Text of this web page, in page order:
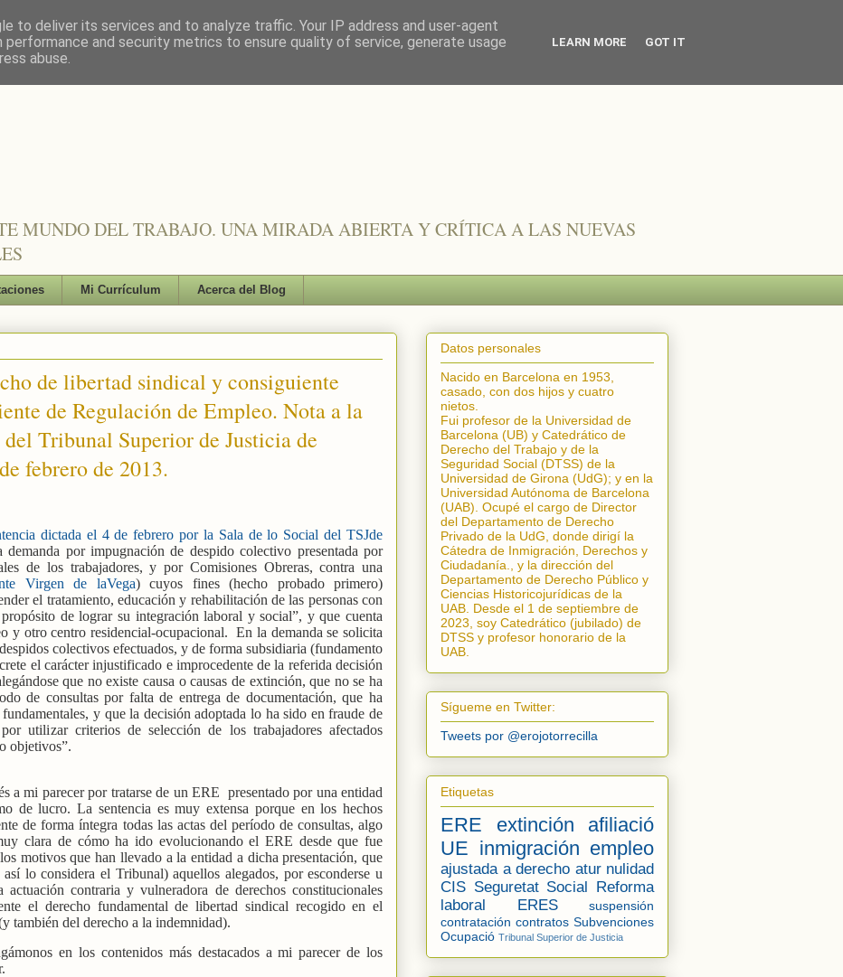
MUNDO DEL TRABAJO. UNA MIRADA ABIERTA Y CRÍTICA A LAS NUEVAS
Mi Currículum Acerca del Blog
de libertad sindical y consiguiente
de Regulación de Empleo. Nota a la
Tribunal Superior de Justicia de
febrero de 2013.
dictada el 4 de febrero por la Sala de lo Social del TSJde
demanda por impugnación de despido colectivo presentada por
de los trabajadores, y por Comisiones Obreras, contra una
Virgen de laVega) cuyos fines (hecho probado primero)
el tratamiento, educación y rehabilitación de las personas con
de lograr su integración laboral y social”, y que cuenta
y otro centro residencial-ocupacional.
En la demanda se solicita
colectivos efectuados, y de forma subsidiaria (fundamento
el carácter injustificado e improcedente de la referida decisión
que no existe causa o causas de extinción, que no se ha
de consultas por falta de entrega de documentación, que ha
y que la decisión adoptada lo ha sido en fraude de
utilizar criterios de selección de los trabajadores afectados
objetivos”.
a mi parecer por tratarse de un ERE presentado por una entidad
de lucro. La sentencia es muy extensa porque en los hechos
de forma íntegra todas las actas del período de consultas, algo
clara de cómo ha ido evolucionando el ERE desde que fue
motivos que han llevado a la entidad a dicha presentación, que
lo considera el Tribunal) aquellos alegados, por esconderse u
actuación contraria y vulneradora de derechos constitucionales
el derecho fundamental de libertad sindical recogido en el
también del derecho a la indemnidad).
en los contenidos más destacados a mi parecer de los
Datos personales
Nacido en Barcelona en 1953,
casado, con dos hijos y cuatro
nietos.
Fui profesor de la Universidad de
Barcelona (UB) y Catedrático de
Derecho del Trabajo y de la
Seguridad Social (DTSS) de la
Universidad de Girona (UdG); y en la
Universidad Autónoma de Barcelona
(UAB). Ocupé el cargo de Director
del Departamento de Derecho
Privado de la UdG, donde dirigí la
Cátedra de Inmigración, Derechos y
Ciudadanía.
, y la dirección del
Departamento de Derecho Público y
Ciencias Historicojurídicas de la
UAB. Desde el 1 de septiembre de
2023, soy Catedrático (jubilado) de
DTSS y profesor honorario de la
UAB.
Sígueme en Twitter:
Tweets por @erojotorrecilla
Etiquetas
ERE extinción
afiliació
UE inmigración empleo
ajustada a derecho atur nulidad
CIS Seguretat Social Reforma
laboral
ERES
suspensión
contratación contratos Subvenciones
Ocupació Tribunal Superior de Justicia
to deliver its services and to analyze traffic. Your IP address and user-agent
performance and security metrics to ensure quality of service, generate usage
abuse.
LEARN MORE GOT IT